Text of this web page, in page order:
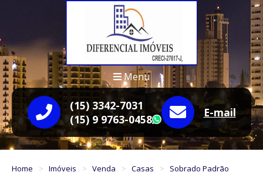
Menu
(15) 3342-7031
(15) 9 9763-0458
WhatsApp
E-mail
Home Imóveis Venda Casas Sobrado Padrão